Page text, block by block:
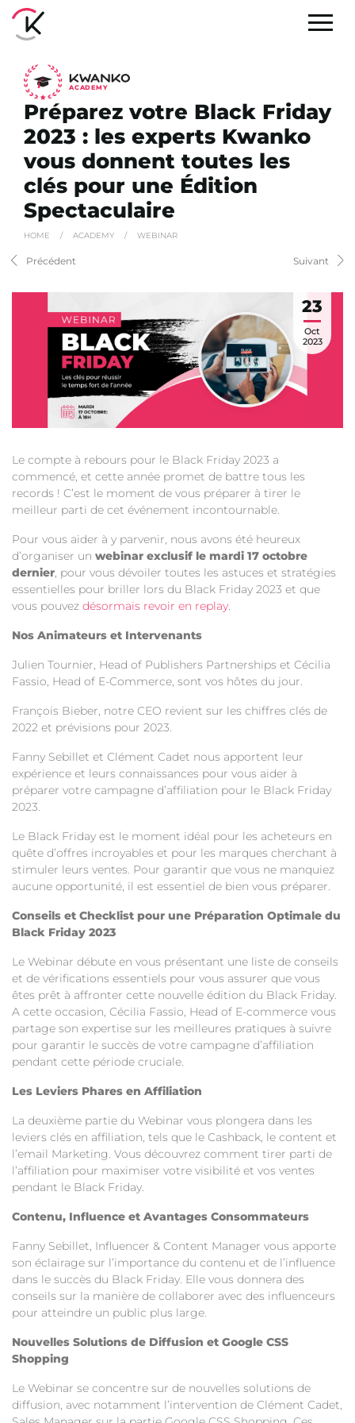
ACADEMY
Préparez votre Black Friday
2023 : les experts Kwanko
vous donnent toutes les
clés pour une Édition
Spectaculaire
HOME / ACADEMY / WEBINAR
Précédent Suivant
23
Oct
2023
Le compte à rebours pour le Black Friday 2023 a
commencé, et cette année promet de battre tous les
records ! C’est le moment de vous préparer à tirer le
meilleur parti de cet événement incontournable.
Pour vous aider à y parvenir, nous avons été heureux
d’organiser un webinar exclusif le mardi 17 octobre
dernier, pour vous dévoiler toutes les astuces et stratégies
essentielles pour briller lors du Black Friday 2023 et que
vous pouvez désormais revoir en replay.
Nos Animateurs et Intervenants
Julien Tournier, Head of Publishers Partnerships et Cécilia
Fassio, Head of E-Commerce, sont vos hôtes du jour.
François Bieber, notre CEO revient sur les chiffres clés de
2022 et prévisions pour 2023.
Fanny Sebillet et Clément Cadet nous apportent leur
expérience et leurs connaissances pour vous aider à
préparer votre campagne d’affiliation pour le Black Friday
2023.
Le Black Friday est le moment idéal pour les acheteurs en
quête d’offres incroyables et pour les marques cherchant à
stimuler leurs ventes. Pour garantir que vous ne manquiez
aucune opportunité, il est essentiel de bien vous préparer.
Conseils et Checklist pour une Préparation Optimale du
Black Friday 2023
Le Webinar débute en vous présentant une liste de conseils
et de vérifications essentiels pour vous assurer que vous
êtes prêt à affronter cette nouvelle édition du Black Friday.
A cette occasion, Cécilia Fassio, Head of E-commerce vous
partage son expertise sur les meilleures pratiques à suivre
pour garantir le succès de votre campagne d’affiliation
pendant cette période cruciale.
Les Leviers Phares en Affiliation
La deuxième partie du Webinar vous plongera dans les
leviers clés en affiliation, tels que le Cashback, le content et
l’email Marketing. Vous découvrez comment tirer parti de
l’affiliation pour maximiser votre visibilité et vos ventes
pendant le Black Friday.
Contenu, Influence et Avantages Consommateurs
Fanny Sebillet, Influencer & Content Manager vous apporte
son éclairage sur l’importance du contenu et de l’influence
dans le succès du Black Friday. Elle vous donnera des
conseils sur la manière de collaborer avec des influenceurs
pour atteindre un public plus large.
Nouvelles Solutions de Diffusion et Google CSS
Shopping
Le Webinar se concentre sur de nouvelles solutions de
diffusion, avec notamment l’intervention de Clément Cadet,